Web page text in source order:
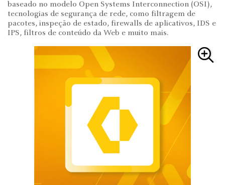
baseado no modelo Open Systems Interconnection (OSI),
tecnologias de segurança de rede, como filtragem de
pacotes, inspeção de estado, firewalls de aplicativos, IDS e
IPS, filtros de conteúdo da Web e muito mais.